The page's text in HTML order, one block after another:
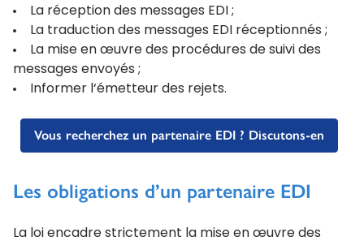
La réception des messages EDI ;
La traduction des messages EDI réceptionnés ;
La mise en œuvre des procédures de suivi des
messages envoyés ;
Informer l‘émetteur des rejets.
Vous recherchez un partenaire EDI ? Discutons-en
Les obligations d’un partenaire EDI
La loi encadre strictement la mise en œuvre des